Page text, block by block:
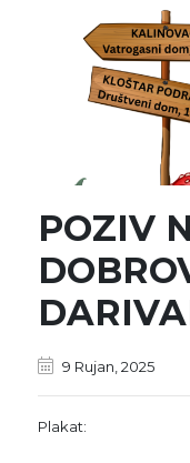
POZIV
9 Rujan, 2025
Plakat: